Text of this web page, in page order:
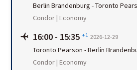
Berlin Brandenburg -Toronto
Condor | Economy
16:00 - 15:35 +1 2026-12-29
Toronto Pearson -Berlin
Condor | Economy